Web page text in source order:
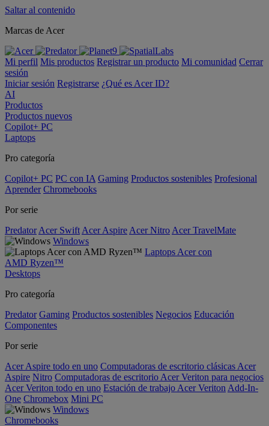
Saltar al contenido
Marcas de Acer
Mi perfil Mis productos Registrar un producto Mi comunidad Cerrar
sesión
Iniciar sesión Registrarse ¿Qué es Acer ID?
AI
Productos
Productos nuevos
Copilot+ PC
Laptops
Pro categoría
Copilot+ PC PC con IA Gaming Productos sostenibles Profesional
Aprender Chromebooks
Por serie
Predator Acer Swift Acer Aspire Acer Nitro Acer TravelMate
Windows
Laptops Acer con
AMD Ryzen™
Desktops
Pro categoría
Predator Gaming Productos sostenibles Negocios Educación
Componentes
Por serie
Acer Aspire todo en uno Computadoras de escritorio clásicas Acer
Aspire Nitro Computadoras de escritorio Acer Veriton para negocios
Acer Veriton todo en uno Estación de trabajo Acer Veriton Add-In-
One Chromebox Mini PC
Windows
Chromebooks